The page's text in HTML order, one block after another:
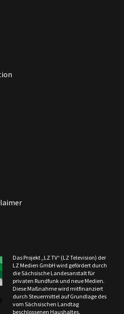
Das Projekt „LZ TV“ (LZ Television) der
LZ Medien GmbH wird gefördert durch
die Sächsische Landesanstalt für
privaten Rundfunk und neue Medien.
Diese Maßnahme wird mitfinanziert
durch Steuermittel auf Grundlage des
vom Sächsischen Landtag
beschlossenen Haushaltes.